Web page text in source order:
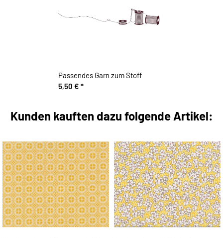
Passendes Garn zum Stoff
5,50 € *
Kunden kauften dazu folgende Artikel: